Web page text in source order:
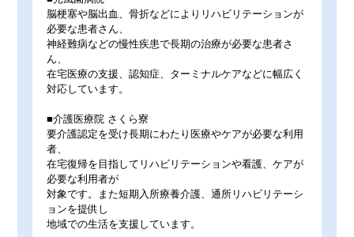
脳梗塞や脳出血、骨折などによりリハビリテーションが
必要な患者さん、
神経難病などの慢性疾患で長期の治療が必要な患者さ
ん、
在宅医療の支援、認知症、ターミナルケアなどに幅広く
対応しています。
■介護医療院 さくら寮
要介護認定を受け長期にわたり医療やケアが必要な利用
者、
在宅復帰を目指してリハビリテーションや看護、ケアが
必要な利用者が
対象です。また短期入所療養介護、通所リハビリテーシ
ョンを提供し
地域での生活を支援しています。